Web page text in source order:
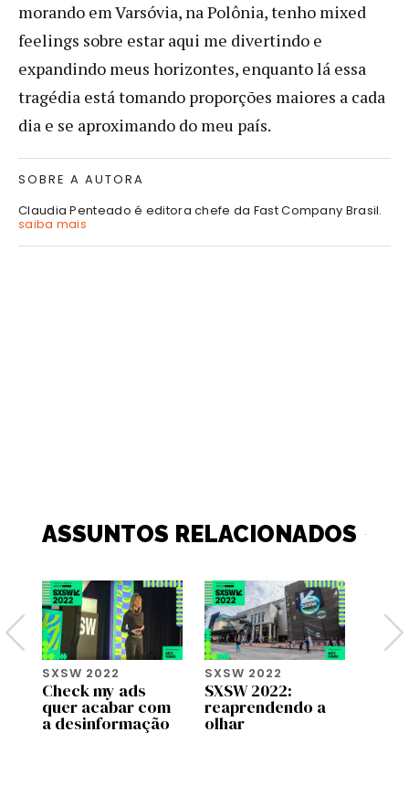
morando em Varsóvia, na Polônia, tenho mixed
feelings sobre estar aqui me divertindo e
expandindo meus horizontes, enquanto lá essa
tragédia está tomando proporções maiores a cada
dia e se aproximando do meu país.
SOBRE A AUTORA
Claudia Penteado é editora chefe da Fast Company Brasil.
saiba mais
ASSUNTOS RELACIONADOS
SXSW 2022
Check my ads
quer acabar com
a desinformação
SXSW 2022
SXSW 2022:
reaprendendo a
olhar